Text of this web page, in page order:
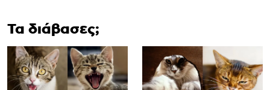
Τα διάβασες;